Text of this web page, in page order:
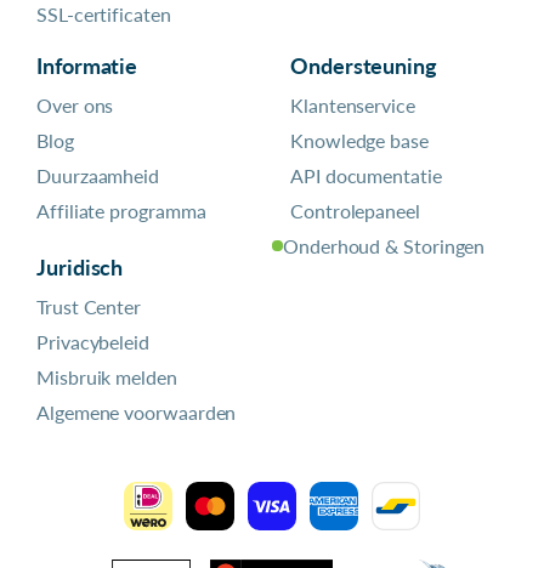
SSL-certificaten
Informatie
Over ons
Blog
Duurzaamheid
Affiliate programma
Juridisch
Trust Center
Privacybeleid
Misbruik melden
Algemene voorwaarden
Ondersteuning
Klantenservice
Knowledge base
API documentatie
Controlepaneel
Onderhoud & Storingen